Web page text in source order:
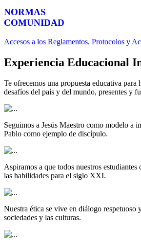
NORMAS
COMUNIDAD
Accesos a los Reglamentos, Protocolos y
Experiencia Educacional
Te ofrecemos una propuesta educativa para
desafíos del país y del mundo, presentes y
Seguimos a Jesús Maestro como modelo a
Pablo como ejemplo de discípulo.
Aspiramos a que todos nuestros
las habilidades para el siglo XXI.
Nuestra ética se vive en diálogo respetuoso
sociedades y las culturas.